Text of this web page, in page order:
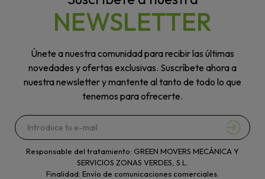
NEWSLETTER
Únete a nuestra comunidad para recibir las últimas
novedades y ofertas exclusivas. Suscríbete ahora a
nuestra newsletter y mantente al tanto de todo lo que
tenemos para ofrecerte.
Responsable del tratamiento: GREEN MOVERS MECÁNICA Y
SERVICIOS ZONAS VERDES, S.L.
Finalidad: Envío de comunicaciones comerciales.